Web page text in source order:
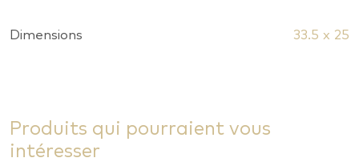
Dimensions 33.5 x 25
Produits qui pourraient vous
intéresser